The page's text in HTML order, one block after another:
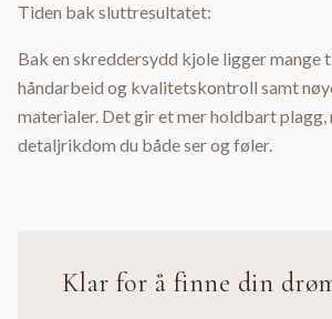
Tiden bak sluttresultatet:
Bak en skreddersydd kjole ligger mange
håndarbeid og kvalitetskontroll samt
materialer. Det gir et mer holdbart plagg,
detaljrikdom du både ser og føler.
Klar for å finne din